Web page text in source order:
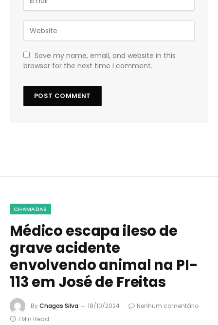
Save my name, email, and website in this
browser for the next time I comment.
CHAMADAS
Médico escapa ileso de
grave acidente
envolvendo animal na PI-
113 em José de Freitas
ByChagas Silva 18/10/2024
Nenhum comentário
1 Min Read